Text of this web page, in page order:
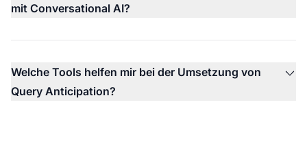
mit Conversational AI?
Welche Tools helfen mir bei der Umsetzung von
Query Anticipation?